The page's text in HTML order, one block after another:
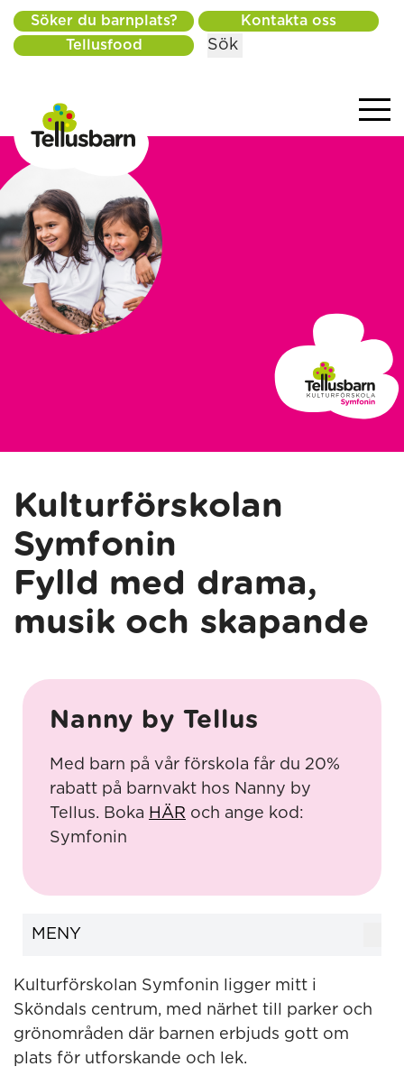
Söker du barnplats?
Kontakta oss
Tellusfood
Sök
Kulturförskolan
Symfonin
Fylld med drama,
musik och skapande
Kulturförskolan Symfonin ligger mitt i
Sköndals centrum, med närhet till parker och
grönområden där barnen erbjuds gott om
plats för utforskande och lek.
Nanny by Tellus
Med barn på vår förskola får du 20%
rabatt på barnvakt hos Nanny by
Tellus. Boka HÄR och ange kod:
Symfonin
MENY